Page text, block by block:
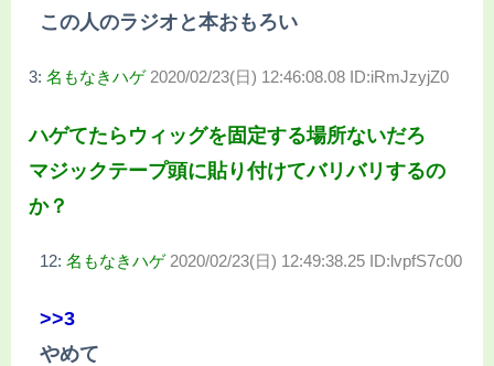
この人のラジオと本おもろい
3: 名もなきハゲ 2020/02/23(日) 12:46:08.08 ID:iRmJzyjZ0
ハゲてたらウィッグを固定する場所ないだろ
マジックテープ頭に貼り付けてバリバリするの
か？
12: 名もなきハゲ 2020/02/23(日) 12:49:38.25 ID:lvpfS7c00
>>3
やめて